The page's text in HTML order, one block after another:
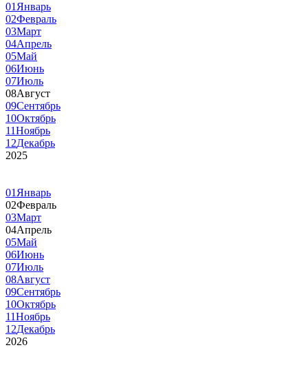
01 Январь
02Февраль
03Март
04Апрель
05Май
06Июнь
07Июль
08Август
09Сентябрь
10Октябрь
11Ноябрь
12Декабрь
2025
01 Январь
02Февраль
03Март
04Апрель
05Май
06Июнь
07Июль
08Август
09Сентябрь
10Октябрь
11Ноябрь
12Декабрь
2026